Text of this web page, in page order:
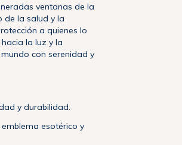
ventanas de la
de la salud y la
a quienes lo
la luz y la
con serenidad y
y durabilidad.
esotérico y